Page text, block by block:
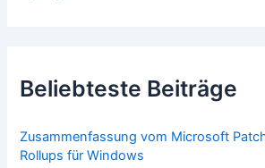
Beliebteste Beiträge
Zusammenfassung vom Microsoft
Rollups für Windows